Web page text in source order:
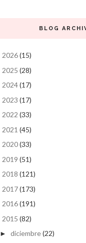
BLOG
2026(15)
2025 (28)
2024(17)
2023 (17)
2022 (33)
2021 (45)
2020(33)
2019 (51)
2018 (121)
2017(173)
2016(191)
2015 (82)
► diciembre(22)